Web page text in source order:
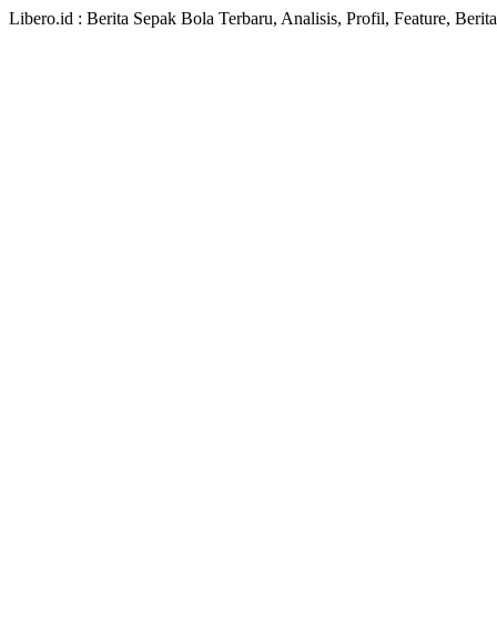
Libero.id : Berita Sepak Bola Terbaru, Analisis, Profil, Feature,